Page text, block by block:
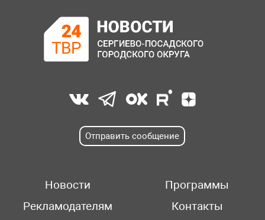
Отправить сообщение
Новости
Программы
Рекламодателям
Контакты